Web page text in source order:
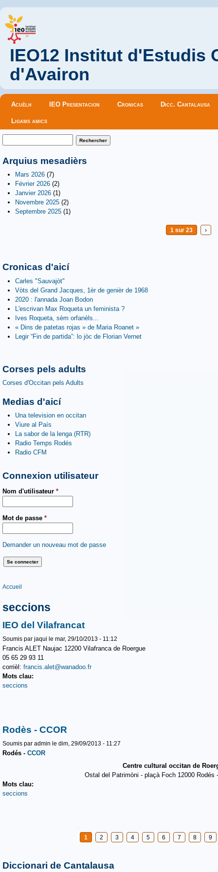
IEO12 Institut d'Estudis
d'Avairon
Menu principal
Acuèlh IEO Presentacion Cronicas Dicc. Cantalausa
Ligams amics
Formulaire de recherche
Arquius mesadièrs
Mars 2026 (7)
Février 2026 (2)
Janvier 2026 (1)
Novembre 2025 (2)
Septembre 2025 (1)
1 sur 23 ›
Cronicas d'aicí
Carles "Sauvajòt"
Vòts del Grand Jacques, 1èr de genièr de 1968
2020 : l'annada Joan Bodon
L'escrivan Max Roqueta un feminista ?
Ives Roqueta, sèm orfanèls...
« Dins de patetas rojas » de Maria Roanet »
Legir “Fin de partida”: lo jòc de Florian Vernet
Corses pels adults
Corses d'Occitan pels Adults
Medias d'aicí
Una television en occitan
Viure al País
La sabor de la lenga (RTR)
Radio Temps Rodés
Radio CFM
Connexion utilisateur
Nom d'utilisateur *
Mot de passe *
Demander un nouveau mot de passe
Vous êtes ici
Accueil
seccions
IEO del Vilafrancat
Soumis par jaqui le mar, 29/10/2013 - 11:12
Francis ALET Naujac 12200 Vilafranca de Roergue
05 65 29 93 11
corrièl: francis.alet@wanadoo.fr
Mots clau:
seccions
Rodès - CCOR
Soumis par admin le dim, 29/09/2013 - 11:27
Rodés - CCOR
Centre cultural occitan de
Ostal del Patrimòni - plaçà Foch 12000 Rodés
Mots clau:
seccions
1 2 3 4 5 6 7 8 9
Diccionari de Cantalausa